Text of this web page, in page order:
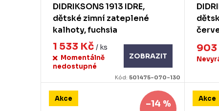
DIDRIKSONS 1913 IDRE,
dětské zimní zateplené
kalhoty, fuchsia
1 533 Kč / ks
Momentálně
nedostupné
ZOBRAZIT
Kód:501475-070-130
Akce –14 % Akce